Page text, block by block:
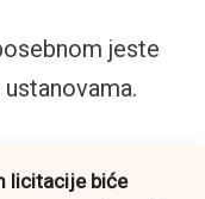
jeste
licitacije biće